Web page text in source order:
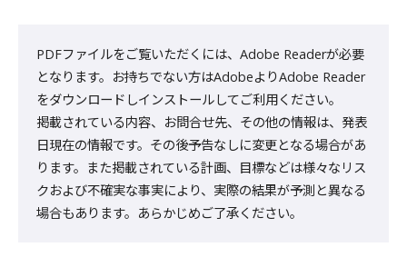
PDFファイルをご覧いただくには、Adobe Readerが必要
となります。お持ちでない方はAdobeよりAdobe Reader
をダウンロードしインストールしてご利用ください。
掲載されている内容、お問合せ先、その他の情報は、発表
日現在の情報です。その後予告なしに変更となる場合があ
ります。また掲載されている計画、目標などは様々なリス
クおよび不確実な事実により、実際の結果が予測と異なる
場合もあります。あらかじめご了承ください。